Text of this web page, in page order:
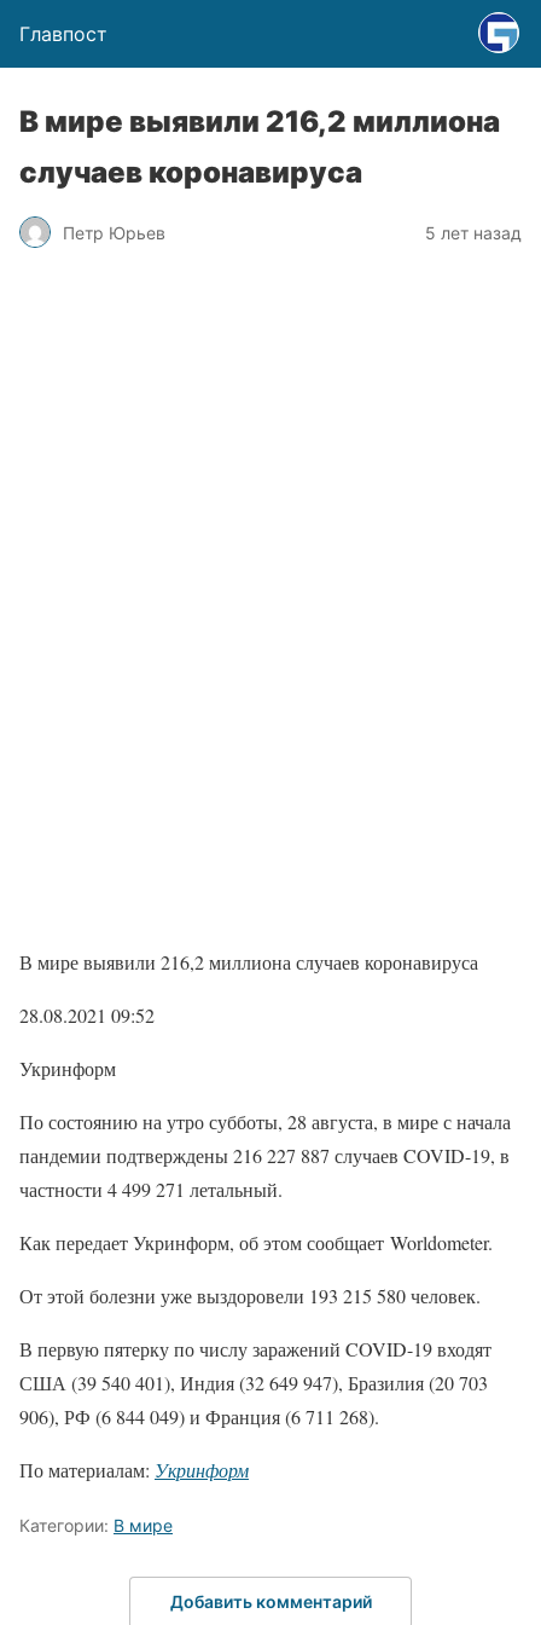
Главпост
В мире выявили 216,2 миллиона
случаев коронавируса
Петр Юрьев 5 лет назад
В мире выявили 216,2 миллиона случаев коронавируса
28.08.2021 09:52
Укринформ
По состоянию на утро субботы, 28 августа, в мире с начала
пандемии подтверждены 216 227 887 случаев COVID-19, в
частности 4 499 271 летальный.
Как передает Укринформ, об этом сообщает Worldometer.
От этой болезни уже выздоровели 193 215 580 человек.
В первую пятерку по числу заражений COVID-19 входят
США (39 540 401), Индия (32 649 947), Бразилия (20 703
906), РФ (6 844 049) и Франция (6 711 268).
По материалам: Укринформ
Категории: В мире
Добавить комментарий